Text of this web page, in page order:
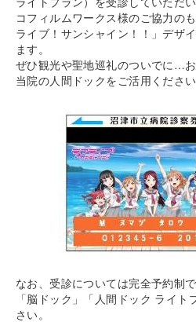
コフィルムワークス様のご協力の
ライブ！サンシャイン！！」デザ
ます。
ぜひ観光や聖地巡礼のついでに…
当院の人間ドックをご活用ください
なお、受診については完全予約制
「脳ドック」「人間ドック ライ
さい。